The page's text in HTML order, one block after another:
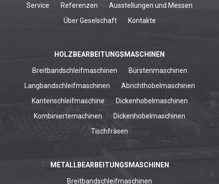
Service Referenzen
Ausstellungen und Messen
Über Geselschaft
Kontakte
HOLZBEARBEITUNGSMASCHINEN
Breitbandschleifmaschinen
Bürstenmaschinen
Langbandschleifmaschinen
Abrichthobelmaschinen
Kantenschleifmaschine
Dickenhobelmaschinen
Kombiniertemachinen
Dickenhobelmaschinen
Tischfräsen
METALLBEARBEITUNGSMASCHINEN
Breitbandschleifmaschinen